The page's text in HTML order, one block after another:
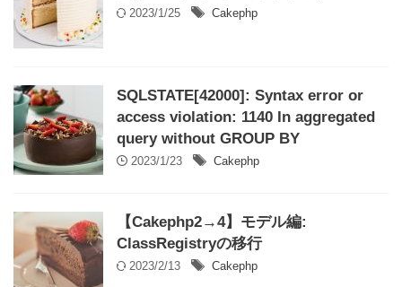
2023/1/25 Cakephp
SQLSTATE[42000]: Syntax error or
access violation: 1140 In aggregated
query without GROUP BY
2023/1/23 Cakephp
【Cakephp2→4】モデル編:
ClassRegistryの移行
2023/2/13 Cakephp